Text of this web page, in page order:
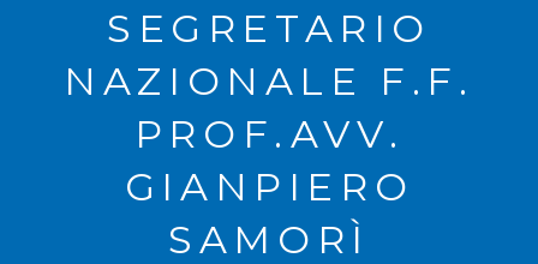
SEGRETARIO
NAZIONALE F.F.
PROF.AVV.
GIANPIERO
SAMORÌ